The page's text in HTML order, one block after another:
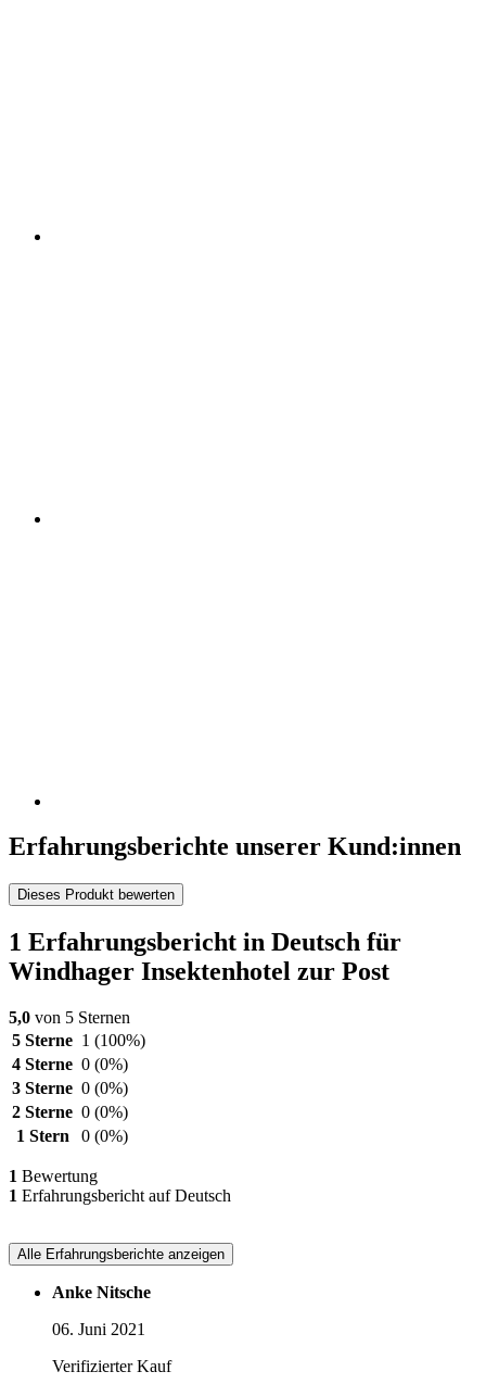
Erfahrungsberichte unserer Kund:innen
Dieses Produkt bewerten
1 Erfahrungsbericht in Deutsch für
Windhager Insektenhotel zur Post
5,0 von 5 Sternen
5 Sterne 1 (100%)
4 Sterne 0 (0%)
3 Sterne 0 (0%)
2 Sterne 0 (0%)
1 Stern
0 (0%)
1 Bewertung
1 Erfahrungsbericht auf Deutsch
Alle Erfahrungsberichte anzeigen
Anke Nitsche
06. Juni 2021
Verifizierter Kauf